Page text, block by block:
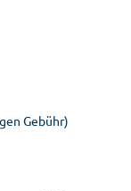
Gebühr)